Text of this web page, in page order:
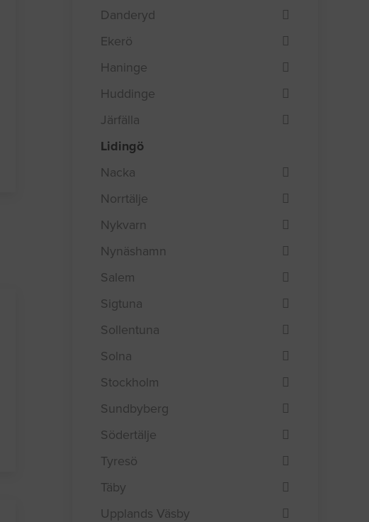
Danderyd
Ekerö
Haninge
Huddinge
Järfälla
Lidingö
Nacka
Norrtälje
Nykvarn
Nynäshamn
Salem
Sigtuna
Sollentuna
Solna
Stockholm
Sundbyberg
Södertälje
Tyresö
Täby
Upplands Väsby